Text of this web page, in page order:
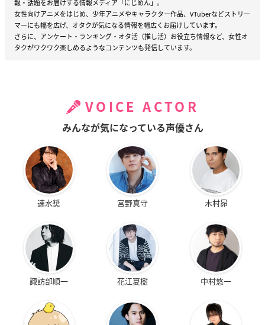
報・話題をお届けする情報メディア「にじめん」。
女性向けアニメをはじめ、少年アニメやキャラクター作品、VTuberなどストリー
マーにも幅を広げ、オタクが気になる情報を幅広くお届けしています。
さらに、アンケート・ランキング・オタ活（推し活）お役立ち情報など、女性オ
タクがワクワク楽しめるようなコンテンツも発信しています。
VOICE ACTOR
みんなが気になっている声優さん
速水奨 宮野真守 木村昴
諏訪部順一 花江夏樹 中村悠一